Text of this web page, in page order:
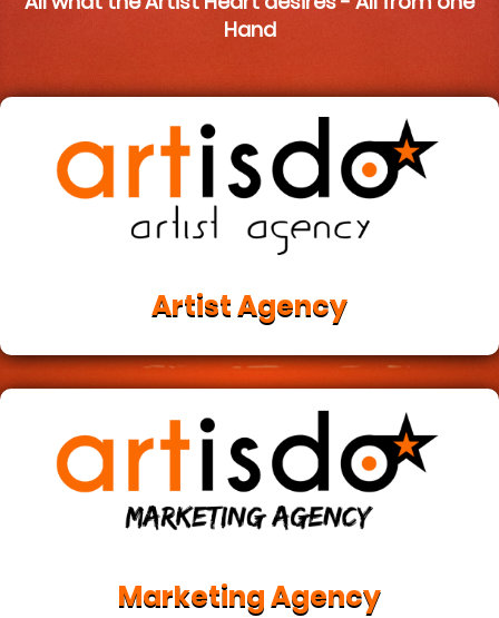
Hand
Artist Agency
Marketing Agency